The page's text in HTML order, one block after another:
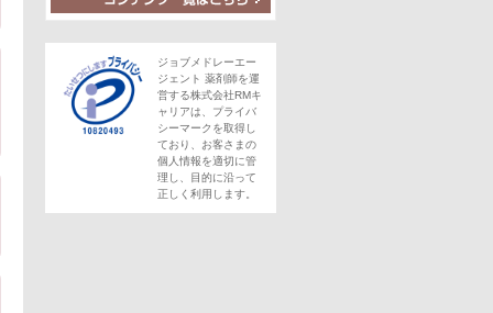
ジョブメドレーエー
ジェント 薬剤師を運
営する株式会社RMキ
ャリアは、プライバ
シーマークを取得し
ており、お客さまの
個人情報を適切に管
理し、目的に沿って
正しく利用します。